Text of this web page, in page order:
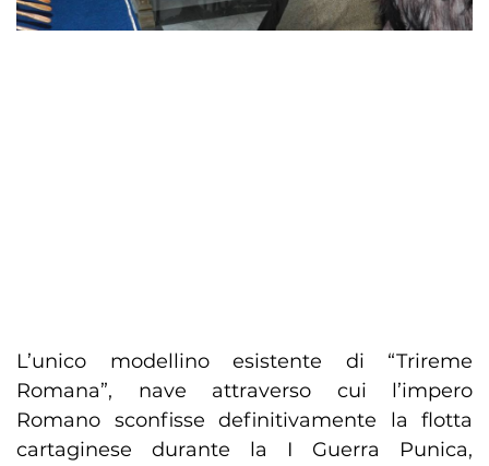
L’unico modellino esistente di “Trireme
Romana”, nave attraverso cui l’impero
Romano sconfisse definitivamente la flotta
cartaginese durante la I Guerra Punica,